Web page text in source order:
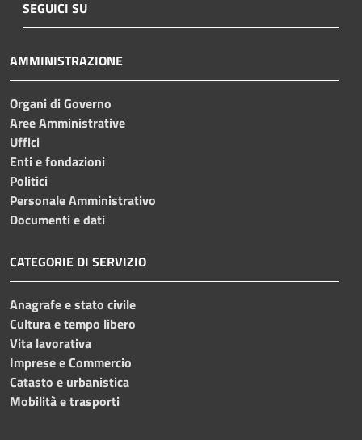
SEGUICI SU
AMMINISTRAZIONE
Organi di Governo
Aree Amministrative
Uffici
Enti e fondazioni
Politici
Personale Amministrativo
Documenti e dati
CATEGORIE DI SERVIZIO
Anagrafe e stato civile
Cultura e tempo libero
Vita lavorativa
Imprese e Commercio
Catasto e urbanistica
Mobilità e trasporti